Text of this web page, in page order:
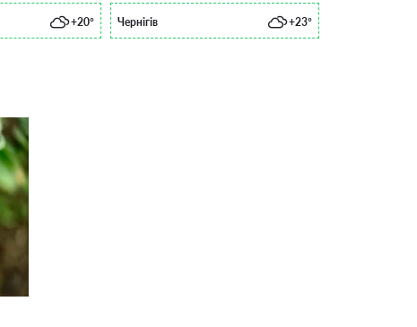
+20° Чернігів +23°